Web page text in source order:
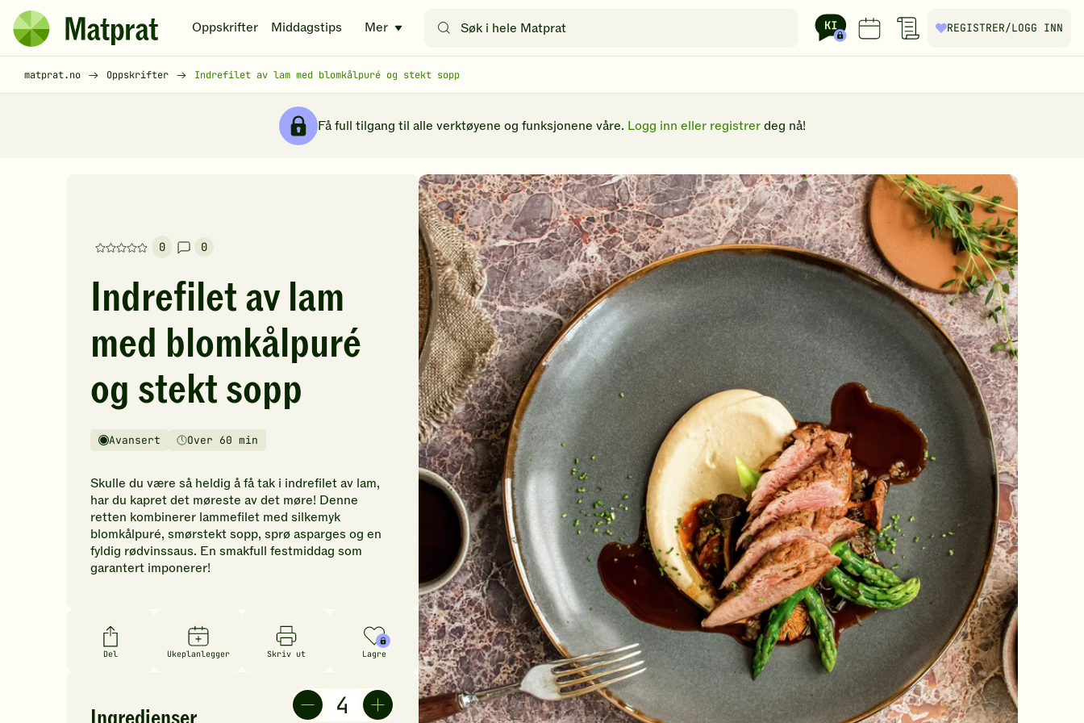
Hopp til hovedinnhold
Matprat
hjemmeside
Oppskrifter Middagstips Mer
etter
REGISTRER/LOGG INN
matprat.no Oppskrifter Indrefilet av lam med blomkålpuré og stekt sopp
Få full tilgang til alle verktøyene og funksjonene våre. Logg inn eller registrer deg nå!
0
Denne
har
foreløpig
vurderinger.
Bli
den
første
å
vurdere
oppskriften.
0
Indrefilet av lam
med blomkålpuré
og stekt sopp
Vanskelighetsgrad
Avansert
Tilberedningstid Over 60 min
Skulle du være så heldig å få tak i indrefilet av lam,
har du kapret det møreste av det møre! Denne
retten kombinerer lammefilet med silkemyk
blomkålpuré, smørstekt sopp, sprø asparges og en
fyldig rødvinssaus. En smakfull festmiddag som
garantert imponerer!
Del Ukeplanlegger Skriv ut Lagre